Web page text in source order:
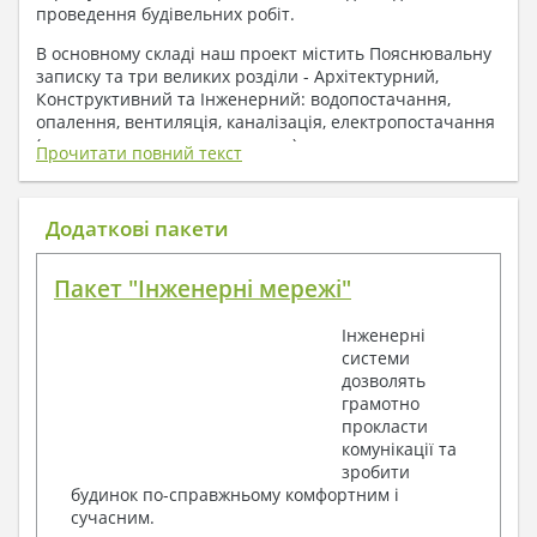
проведення будівельних робіт.
В основному складі наш проект містить Пояснювальну
записку та три великих розділи - Архітектурний,
Конструктивний та Інженерний: водопостачання,
опалення, вентиляція, каналізація, електропостачання
( купується за додаткову плату ).
1. До складу Архітектурного розділу
входять:
План покрівлі
Фасади з даними зовнішніх оздоблень
Елементи прорізів – специфікація
Дані перемичок – перетин та специфікація
Обсяги основних будівельних матеріалів
Архітектурні вузли в конструкціях
2. До складу Конструктивного розділу
входять:
Прочитати повний текст
Додаткові пакети
Пакет "Інженерні мережі"
Інженерні
системи
дозволять
грамотно
прокласти
комунікації та
зробити
будинок по-справжньому комфортним і
сучасним.